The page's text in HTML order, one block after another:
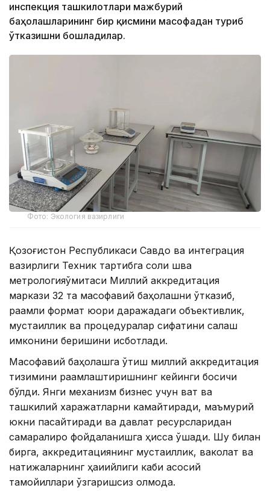
инспекция ташкилотлари мажбурий
баҳолашларининг бир қисмини масофадан туриб
ўтказишни бошладилар.
Фото: Экология вазирлиги
Қозоғистон Республикаси Савдо ва интеграция
вазирлиги Техник тартибга соли шва
метрологияқўмитаси Миллий аккредитация
маркази 32 та масофавий баҳолашни ўтказиб,
рақамли формат юқори даражадаги объективлик,
мустақиллик ва процедуралар сифатини сақлаш
имконини беришини исботлади.
Масофавий баҳолашга ўтиш миллий аккредитация
тизимини рақамлаштиришнинг кейинги босқичи
бўлди. Янги механизм бизнес учун вақт ва
ташкилий харажатларни камайтиради, маъмурий
юкни пасайтиради ва давлат ресурсларидан
самаралироқ фойдаланишга ҳисса қўшади. Шу билан
бирга, аккредитациянинг мустақиллик, ваколат ва
натижаларнинг ҳақиқийлиги каби асосий
тамойиллари ўзгаришсиз қолмоқда.